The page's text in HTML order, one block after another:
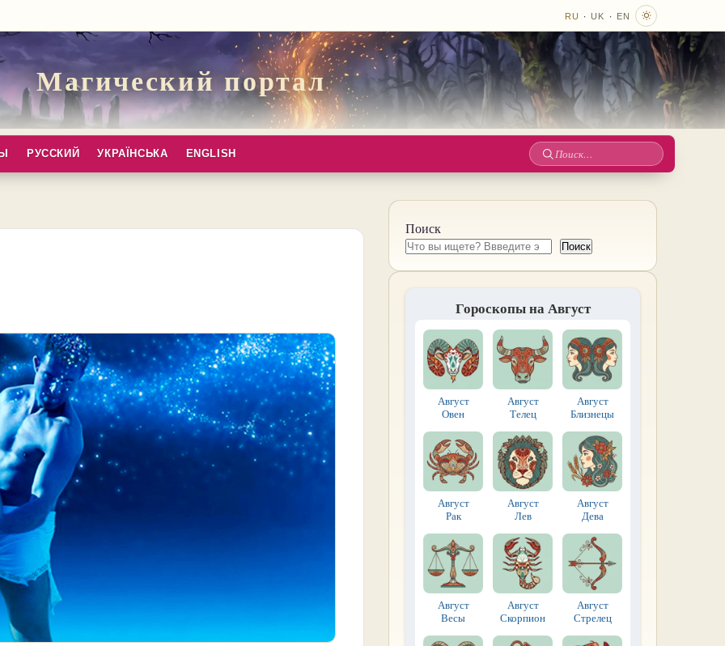
RU · UK · EN
Магический портал
РУССКИЙ УКРАЇНСЬКА ENGLISH
Поиск
Поиск
Поиск
Гороскопы на Август
Август
Овен
Август
Телец
Август
Близнецы
Август
Рак
Август
Лев
Август
Дева
Август
Весы
Август
Скорпион
Август
Стрелец